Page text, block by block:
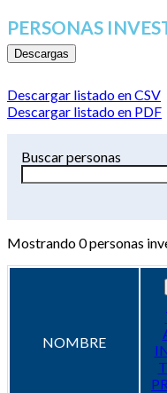
PERSONAS
Descargas
Descargar listado en CSV
Descargar listado en PDF
Buscar personas
Mostrando0personas
NOMBRE